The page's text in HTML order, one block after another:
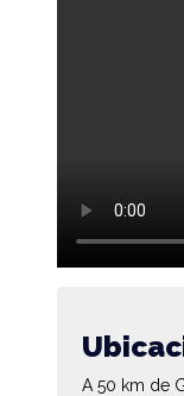
A 50 km de